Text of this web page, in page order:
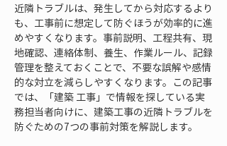
近隣トラブルは、発生してから対応するより
も、工事前に想定して防ぐほうが効率的に進
めやすくなります。事前説明、工程共有、現
地確認、連絡体制、養生、作業ルール、記録
管理を整えておくことで、不要な誤解や感情
的な対立を減らしやすくなります。この記事
では、「建築 工事」で情報を探している実
務担当者向けに、建築工事の近隣トラブルを
防ぐための7つの事前対策を解説します。